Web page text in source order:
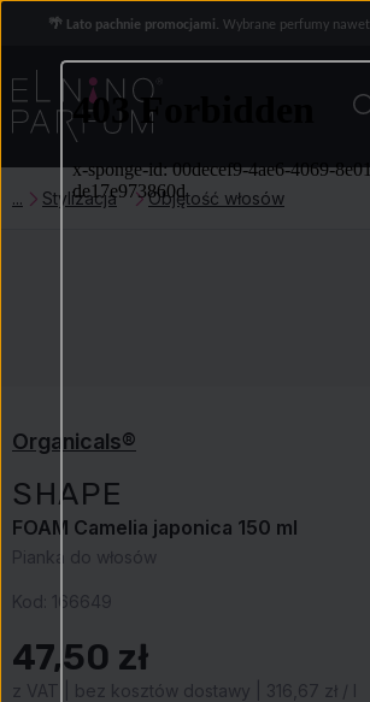
🌴 Lato pachnie promocjami. Wybrane perfumy nawet
Stylizacja Objętość włosów
Organicals®
SHAPE
FOAM Camelia japonica 150 ml
Pianka do włosów
Kod: 166649
47,50 zł
z VAT | bez kosztów dostawy | 316,67 zł / l